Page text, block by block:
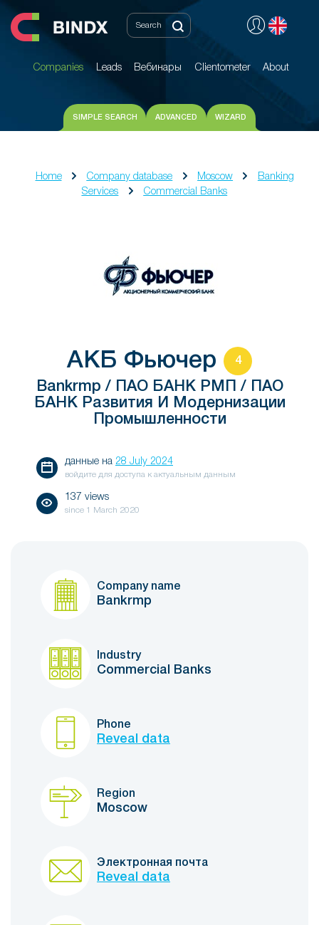
Companies Leads Вебинары Clientometer About
Companies Leads Вебинары Clientometer About
SIMPLE SEARCH ADVANCED WIZARD
Home Company database Moscow
Banking
Services
Commercial Banks
АКБ Фьючер 4
Bankrmp / ПАО БАНК РМП / ПАО
БАНК Развития И Модернизации
Промышленности
данные на 28 July 2024
войдите для доступа к актуальным данным
137 views
since 1 March 2020
Company name
Bankrmp
Industry
Commercial Banks
Phone
Reveal data
Region
Moscow
Электронная почта
Reveal data